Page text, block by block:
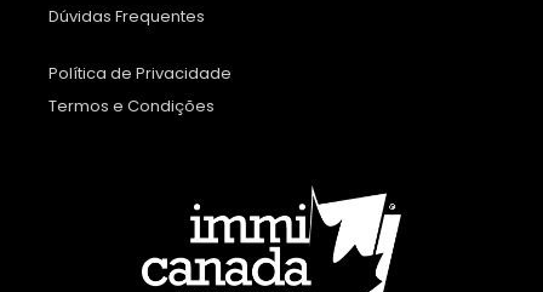
Dúvidas Frequentes
Política de Privacidade
Termos e Condições